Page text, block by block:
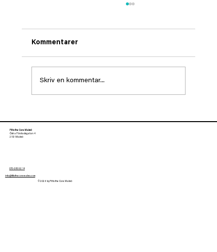
Kommentarer
Skriv en kommentar...
Fit to the Core Malmö
Östra Förstadsgatan 4
21131 Malmö
info@fittothecoremalmo.com
070-280 92 14
© 2026 by Fit to the Core Malmö